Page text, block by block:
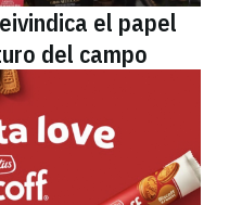
el papel
del campo